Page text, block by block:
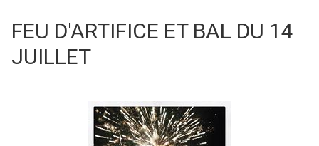
FEU D'ARTIFICE ET BAL DU 14
JUILLET